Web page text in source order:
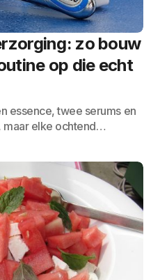
zo bouw
op die echt
essence, twee serums en
maar elke ochtend…